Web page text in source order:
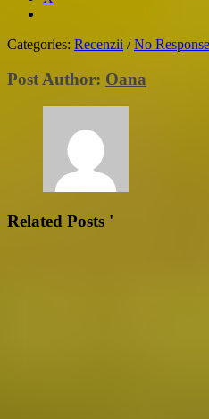
Categories: Recenzii / No
Post Author: Oana
Related Posts '